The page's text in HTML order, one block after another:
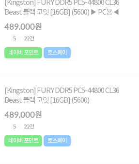
[Kingston] FURY DDR5 PC5-44800 CL36
Beast 블랙 코잇 [16GB] (5600) ▶ PC용◀
489,000원
5 22건
네이버 포인트 토스페이
[Kingston] FURY DDR5 PC5-44800 CL36
Beast 블랙 코잇 [16GB] (5600)
489,000원
5 22건
네이버 포인트 토스페이